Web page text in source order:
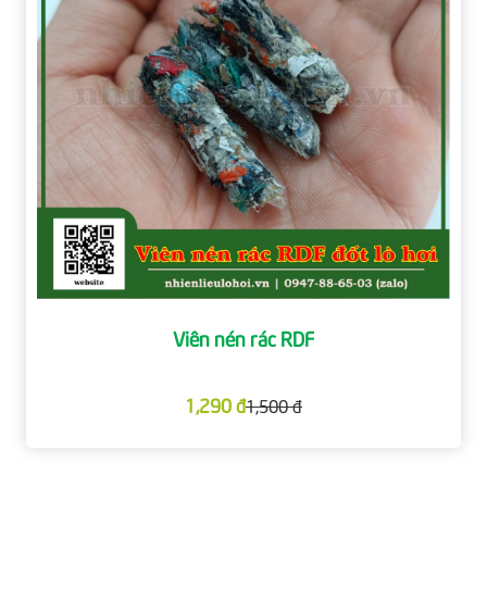
Viên nén rác RDF
1,290 đ1,500 đ